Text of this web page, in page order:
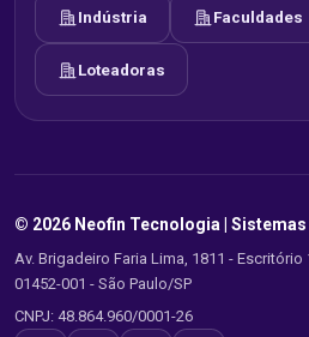
Indústria Faculdades
Loteadoras
© 2026 Neofin Tecnologia |
Av. Brigadeiro Faria Lima, 1811 - Escritório
01452-001 - São Paulo/SP
CNPJ: 48.864.960/0001-26